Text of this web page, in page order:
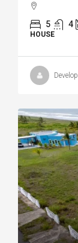
5 4
HOUSE
Develop